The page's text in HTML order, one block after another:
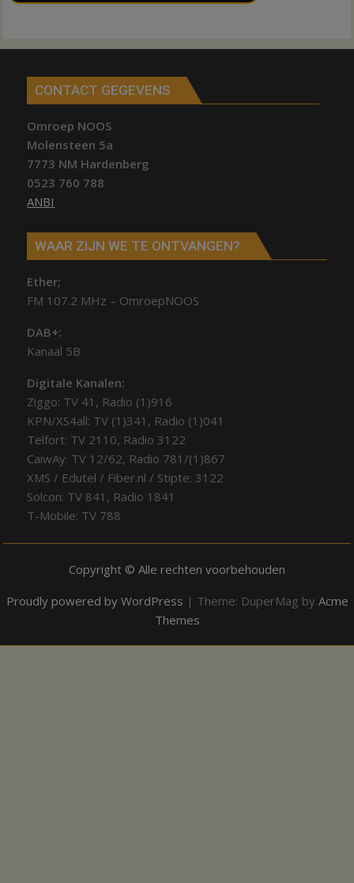
CONTACT GEGEVENS
Omroep NOOS
Molensteen 5a
7773 NM Hardenberg
0523 760 788
ANBI
WAAR ZIJN WE TE ONTVANGEN?
Ether;
FM 107.2 MHz – OmroepNOOS
DAB+:
Kanaal 5B
Digitale Kanalen:
Ziggo: TV 41, Radio (1)916
KPN/XS4all: TV (1)341, Radio (1)041
Telfort: TV 2110, Radio 3122
CaiwAy: TV 12/62, Radio 781/(1)867
XMS / Edutel / Fiber.nl / Stipte: 3122
Solcon: TV 841, Radio 1841
T-Mobile: TV 788
Copyright © Alle rechten voorbehouden
Proudly powered by WordPress | Theme: DuperMag by Acme
Themes